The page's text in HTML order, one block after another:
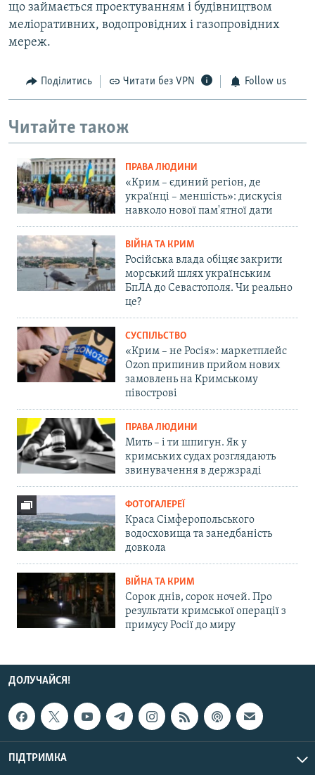
що займається проектуванням і будівництвом
меліоративних, водопровідних і газопровідних
мереж.
Поділитись Читати без VPN Follow us
Читайте також
ПРАВА ЛЮДИНИ
«Крим – єдиний регіон, де
українці – меншість»: дискусія
навколо нової пам'ятної дати
ВІЙНА ТА КРИМ
Російська влада обіцяє закрити
морський шлях українським
БпЛА до Севастополя. Чи реально
це?
СУСПІЛЬСТВО
«Крим – не Росія»: маркетплейс
Ozon припинив прийом нових
замовлень на Кримському
півострові
ПРАВА ЛЮДИНИ
Мить – і ти шпигун. Як у
кримських судах розглядають
звинувачення в держзраді
ФОТОГАЛЕРЕЇ
Краса Сімферопольського
водосховища та занедбаність
довкола
ВІЙНА ТА КРИМ
Сорок днів, сорок ночей. Про
результати кримської операції з
примусу Росії до миру
ДОЛУЧАЙСЯ!
ПІДТРИМКА